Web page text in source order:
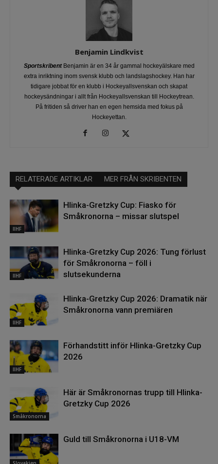
Benjamin Lindkvist
SportskribentBenjamin är en 34 år gammal hockeyälskare med
extra inriktning inom svensk klubb och landslagshockey. Han har
tidigare jobbat för en klubb i Hockeyallsvenskan och skapat
hockeysändningar i allt från Hockeyallsvenskan till Hockeytrean.
På fritiden så driver han en egen hemsida med fokus på
Hockeyettan.
RELATERADE ARTIKLAR MER FRÅN SKRIBENTEN
IIHF
Hlinka-Gretzky Cup: Fiasko för
Småkronorna – missar slutspel
IIHF
Hlinka-Gretzky Cup 2026: Tung förlust
för Småkronorna – föll i
slutsekunderna
IIHF
Hlinka-Gretzky Cup 2026: Dramatik när
Småkronorna vann premiären
IIHF
Förhandstitt inför Hlinka-Gretzky Cup
2026
Småkronorna
Här är Småkronornas trupp till Hlinka-
Gretzky Cup 2026
Guld till Småkronorna i U18-VM